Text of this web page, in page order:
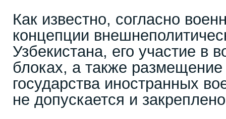
Как известно, согласно
концепции
Узбекистана, его участие в
блоках, а также размещение
государства иностранных
не допускается и